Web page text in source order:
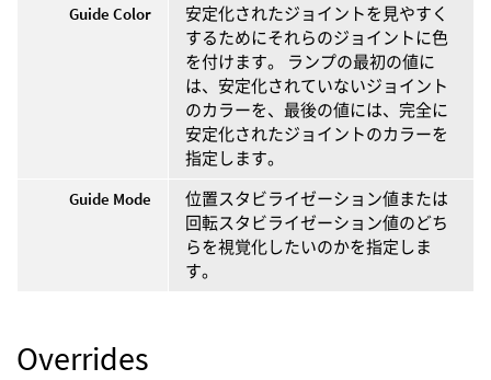
Guide Color
安定化されたジョイントを見やすく
するためにそれらのジョイントに色
を付けます。 ランプの最初の値に
は、安定化されていないジョイント
のカラーを、最後の値には、完全に
安定化されたジョイントのカラーを
指定します。
Guide Mode
位置スタビライゼーション値または
回転スタビライゼーション値のどち
らを視覚化したいのかを指定しま
す。
Overrides